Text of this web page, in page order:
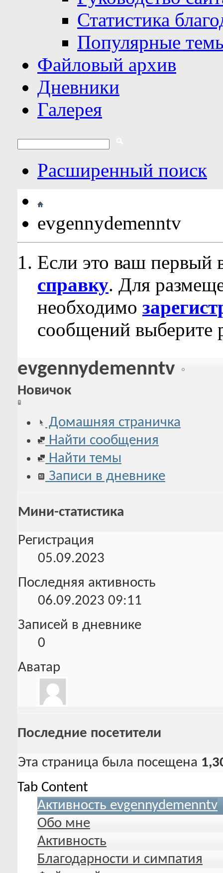
Статистика
Популярные
Файловый архив
Дневники
Галерея
Расширенный поиск
evgennydemenntv
Если это ваш первый
справку. Для
необходимо
сообщений выберите
evgennydemenntv
Новичок
Домашняя страничка
Найти сообщения
Найти темы
Записи в дневнике
Мини-статистика
Регистрация
05.09.2023
Последняя активность
06.09.2023 09:11
Записей в дневнике
0
Аватар
Последние посетители
Эта страница была посещена
Tab Content
Активность evgennydemenntv
Обо мне
Активность
Благодарности и симпатия